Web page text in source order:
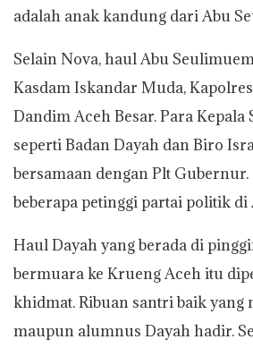
adalah anak kandung dari Abu
Selain Nova, haul Abu
Kasdam Iskandar Muda,
Dandim Aceh Besar. Para Kepala
seperti Badan Dayah dan Biro
bersamaan dengan Plt Gubernur.
beberapa petinggi partai politik di
Haul Dayah yang berada di
bermuara ke Krueng Aceh itu
khidmat. Ribuan santri baik yang
maupun alumnus Dayah hadir.